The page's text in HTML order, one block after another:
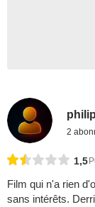
2
1,5
Film qui n'a rien
sans intérêts.